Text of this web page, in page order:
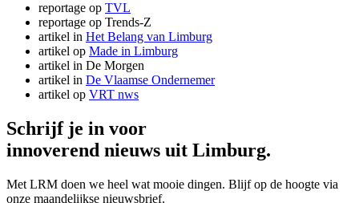
reportage op TVL
reportage op Trends-Z
artikel in Het Belang van Limburg
artikel op Made in Limburg
artikel in De Morgen
artikel in De Vlaamse Ondernemer
artikel op VRT nws
Schrijf je in voor
innoverend nieuws uit Limburg.
Met LRM doen we heel wat mooie dingen. Blijf op de hoogte via
onze maandelijkse nieuwsbrief.